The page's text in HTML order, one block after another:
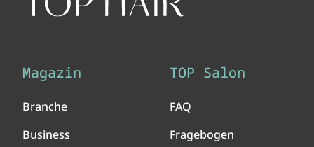
Magazin
Branche
Business
TOP Salon
FAQ
Fragebogen